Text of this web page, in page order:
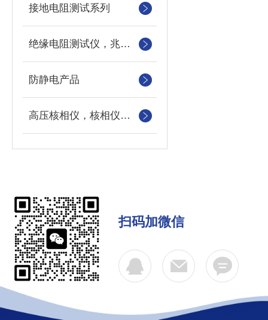
接地电阻测试系列
绝缘电阻测试仪，兆欧表，摇表，电动摇表
防静电产品
高压核相仪，核相仪，高压核相器，高压定向器
扫码加微信